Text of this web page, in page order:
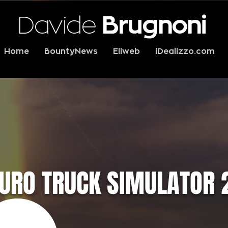
Davide Brugnoni
Home BountyNews Eliweb iDealizzo.com
TRUCK SIMULATOR